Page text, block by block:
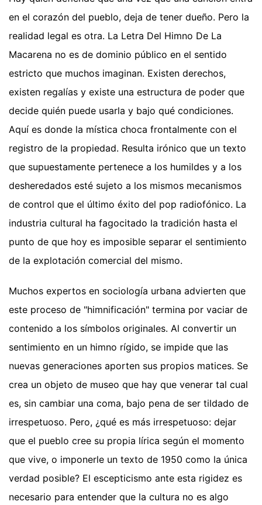
en el corazón del pueblo, deja de tener dueño. Pero la
realidad legal es otra. La Letra Del Himno De La
Macarena no es de dominio público en el sentido
estricto que muchos imaginan. Existen derechos,
existen regalías y existe una estructura de poder que
decide quién puede usarla y bajo qué condiciones.
Aquí es donde la mística choca frontalmente con el
registro de la propiedad. Resulta irónico que un texto
que supuestamente pertenece a los humildes y a los
desheredados esté sujeto a los mismos mecanismos
de control que el último éxito del pop radiofónico. La
industria cultural ha fagocitado la tradición hasta el
punto de que hoy es imposible separar el sentimiento
de la explotación comercial del mismo.
Muchos expertos en sociología urbana advierten que
este proceso de "himnificación" termina por vaciar de
contenido a los símbolos originales. Al convertir un
sentimiento en un himno rígido, se impide que las
nuevas generaciones aporten sus propios matices. Se
crea un objeto de museo que hay que venerar tal cual
es, sin cambiar una coma, bajo pena de ser tildado de
irrespetuoso. Pero, ¿qué es más irrespetuoso: dejar
que el pueblo cree su propia lírica según el momento
que vive, o imponerle un texto de 1950 como la única
verdad posible? El escepticismo ante esta rigidez es
necesario para entender que la cultura no es algo